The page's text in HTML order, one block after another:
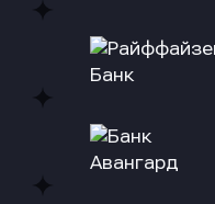
Оправить
в АТБ Банк
Оправить
в Райффайзен